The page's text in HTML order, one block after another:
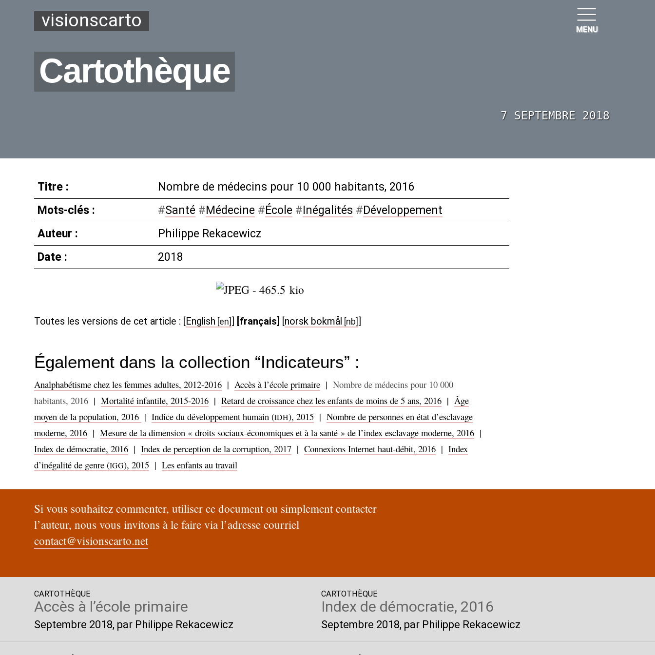
visionscarto MENU
Cartothèque
7 SEPTEMBRE 2018
Titre :
Nombre de médecins pour 10 000 habitants, 2016
Mots-clés :
#Santé #Médecine #École #Inégalités #Développement
Auteur :
Philippe Rekacewicz
Date :
2018
Toutes les versions de cet article : English [français] norsk bokmål
Également dans la collection “Indicateurs” :
Analphabétisme chez les femmes adultes, 2012-2016| Accès à l’école primaire| Nombre de médecins pour 10 000
habitants, 2016| Mortalité infantile, 2015-2016| Retard de croissance chez les enfants de moins de 5 ans, 2016| Âge
moyen de la population, 2016 | Indice du développement humain (IDH), 2015 |Nombre de personnes en état d’esclavage
moderne, 2016| Mesure de la dimension « droits sociaux-économiques et à la santé » de l’index esclavage moderne, 2016|
Index de démocratie, 2016| Index de perception de la corruption, 2017| Connexions Internet haut-débit, 2016| Index
d’inégalité de genre (IGG), 2015 |Les enfants au travail
Si vous souhaitez commenter, utiliser ce document ou simplement contacter
l’auteur, nous vous invitons à le faire via l’adresse courriel
contact@visionscarto.net
CARTOTHÈQUE
Accès à l’école primaire
Septembre 2018, par Philippe Rekacewicz
CARTOTHÈQUE
Index de démocratie, 2016
Septembre 2018, par Philippe Rekacewicz